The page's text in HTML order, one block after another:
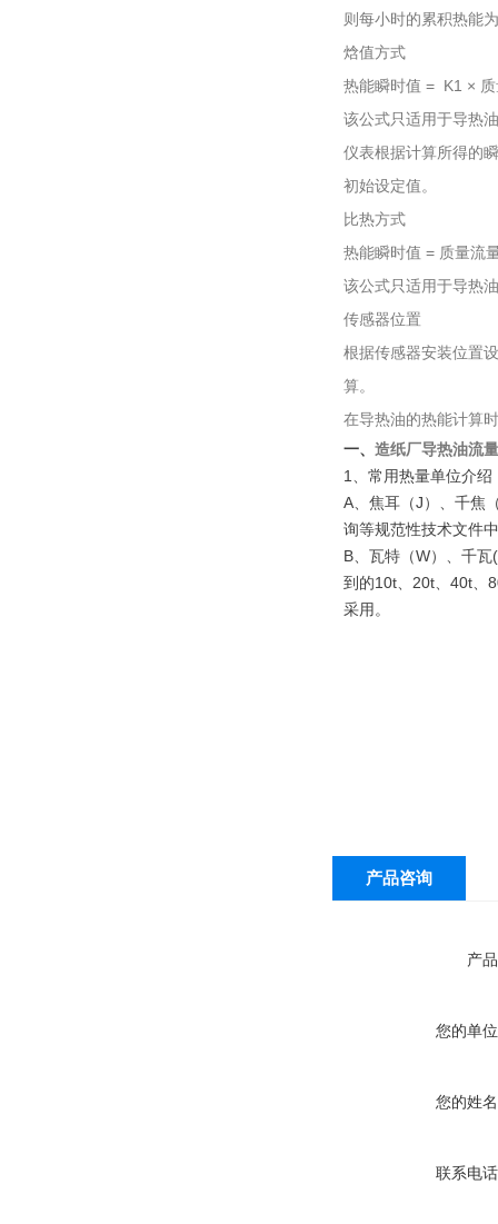
则每小时的累积热能
焓值方式
热能瞬时值 = K1 ×
该公式只适用于导热
仪表根据计算所得的
初始设定值。
比热方式
热能瞬时值 = 质量流
该公式只适用于导热
传感器位置
根据传感器安装位置
算。
在导热油的热能计算
一、 造纸厂导热油流
1
、常用热量单位介绍
A 、焦耳（J）、千焦
询等规范性技术文件
B 、瓦特（W）、千瓦
到的10t 20t 40t
采用。
产品咨询
产
您的单
您的姓
联系电